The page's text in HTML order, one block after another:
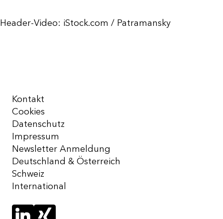
Header-Video: iStock.com / Patramansky
Kontakt
Cookies
Datenschutz
Impressum
Newsletter Anmeldung
Deutschland & Österreich
Schweiz
International